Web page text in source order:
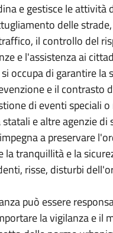
e gestisce le attività
delle
il controllo del
e l'assistenza ai
occupa di garantire la
e il contrasto
di eventi speciali
e altre agenzie di
a preservare
tranquillità e la
risse, disturbi
può essere
la vigilanza e il